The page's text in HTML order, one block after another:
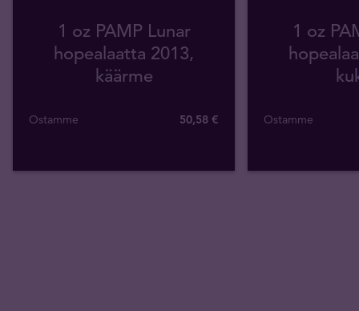
1 oz PAMP Lunar
hopealaatta 2013,
käärme
Ostamme 50,58 €
1 oz
Ostamme